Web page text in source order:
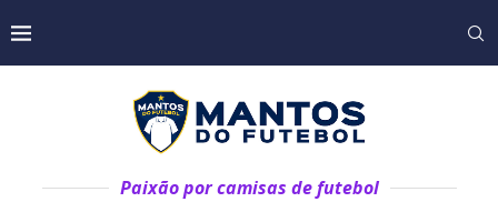
Paixão por camisas de futebol